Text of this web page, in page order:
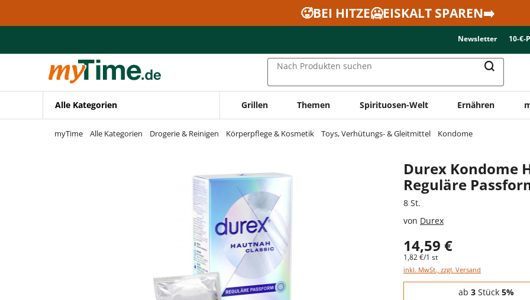
Zur Navigation springen
🥵BEI HITZE🥶EISKALT SPAREN➡️
Newsletter 10-€-
Nach Produkten suchen
Alle Kategorien Grillen Themen Spirituosen-Welt Ernähren
myTime Alle Kategorien Drogerie & Reinigen Körperpflege & Kosmetik Toys, Verhütungs- & Gleitmittel Kondome
Durex Kondome
Reguläre
8 St.
von Durex
14,59 €
1,82 €/1 st
inkl. MwSt., zzgl. Versand
Staffelpreise - Mengenrabatt
ab 3 Stück 5%